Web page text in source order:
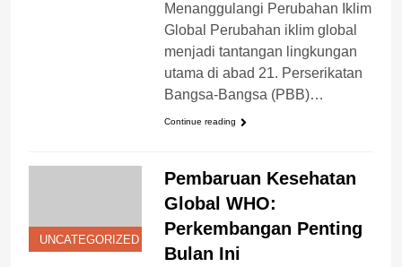
Menanggulangi Perubahan Iklim
Global Perubahan iklim global
menjadi tantangan lingkungan
utama di abad 21. Perserikatan
Bangsa-Bangsa (PBB)…
Continue reading
UNCATEGORIZED
Pembaruan Kesehatan
Global WHO:
Perkembangan Penting
Bulan Ini